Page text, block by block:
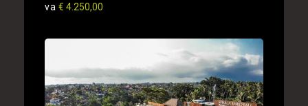
va € 4.250,00